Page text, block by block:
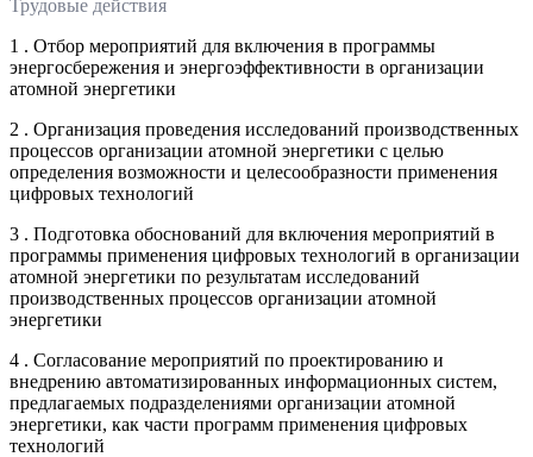
Трудовые действия
1 . Отбор мероприятий для включения в программы
энергосбережения и энергоэффективности в организации
атомной энергетики
2 . Организация проведения исследований производственных
процессов организации атомной энергетики с целью
определения возможности и целесообразности применения
цифровых технологий
3 . Подготовка обоснований для включения мероприятий в
программы применения цифровых технологий в организации
атомной энергетики по результатам исследований
производственных процессов организации атомной
энергетики
4 . Согласование мероприятий по проектированию и
внедрению автоматизированных информационных систем,
предлагаемых подразделениями организации атомной
энергетики, как части программ применения цифровых
технологий